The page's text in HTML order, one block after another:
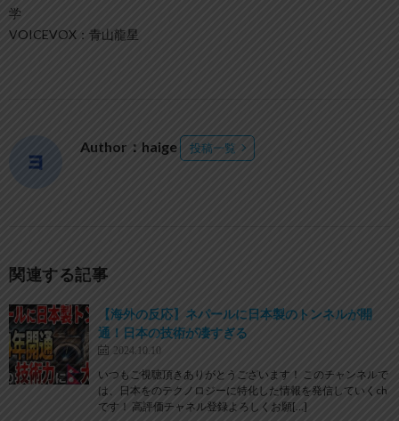
学
VOICEVOX：青山龍星
Author：haige 投稿一覧
関連する記事
【海外の反応】ネパールに日本製のトンネルが開
通！日本の技術が凄すぎる
2024.10.10
いつもご視聴頂きありがとうございます！ このチャンネルで
は、日本をのテクノロジーに特化した情報を発信していくch
です！ 高評価チャネル登録よろしくお願[…]